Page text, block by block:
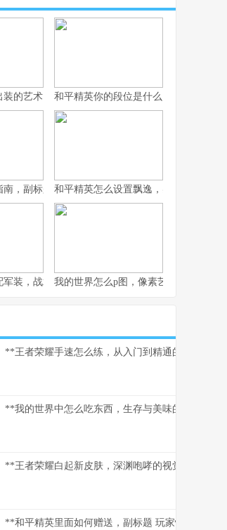
装的艺术，辅助之核的战术抉择
和平精英你的段位是什么：一段段位承
南，副标题，通往云端的幻想之路
和平精英怎么设置飘逸，实战身法操控
军装，战术伪装与个性表达的博弈
我的世界怎么p图，像素艺术与创意的
**王者荣耀手速怎么练，从入门到精通的指尖修
**我的世界中怎么吃东西，生存与美味的核心法
**王者荣耀白起新皮肤，深渊咆哮的视觉与战术
**和平精英里面如何赠送，副标题 玩家情谊的虚